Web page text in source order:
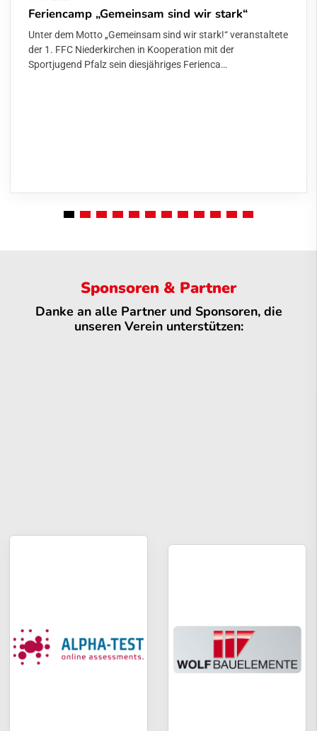
Feriencamp „Gemeinsam sind wir stark“
Unter dem Motto „Gemeinsam sind wir stark!“ veranstaltete
der 1. FFC Niederkirchen in Kooperation mit der
Sportjugend Pfalz sein diesjähriges Ferienca…
Sponsoren & Partner
Danke an alle Partner und Sponsoren, die
unseren Verein unterstützen: